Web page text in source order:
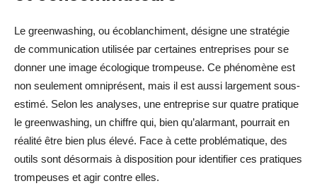
Le greenwashing, ou écoblanchiment, désigne une stratégie
de communication utilisée par certaines entreprises pour se
donner une image écologique trompeuse. Ce phénomène est
non seulement omniprésent, mais il est aussi largement sous-
estimé. Selon les analyses, une entreprise sur quatre pratique
le greenwashing, un chiffre qui, bien qu’alarmant, pourrait en
réalité être bien plus élevé. Face à cette problématique, des
outils sont désormais à disposition pour identifier ces pratiques
trompeuses et agir contre elles.